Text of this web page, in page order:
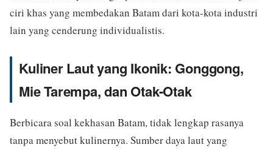
ciri khas yang membedakan Batam dari kota-kota industri
lain yang cenderung individualistis.
Kuliner Laut yang Ikonik: Gonggong,
Mie Tarempa, dan Otak-Otak
Berbicara soal kekhasan Batam, tidak lengkap rasanya
tanpa menyebut kulinernya. Sumber daya laut yang